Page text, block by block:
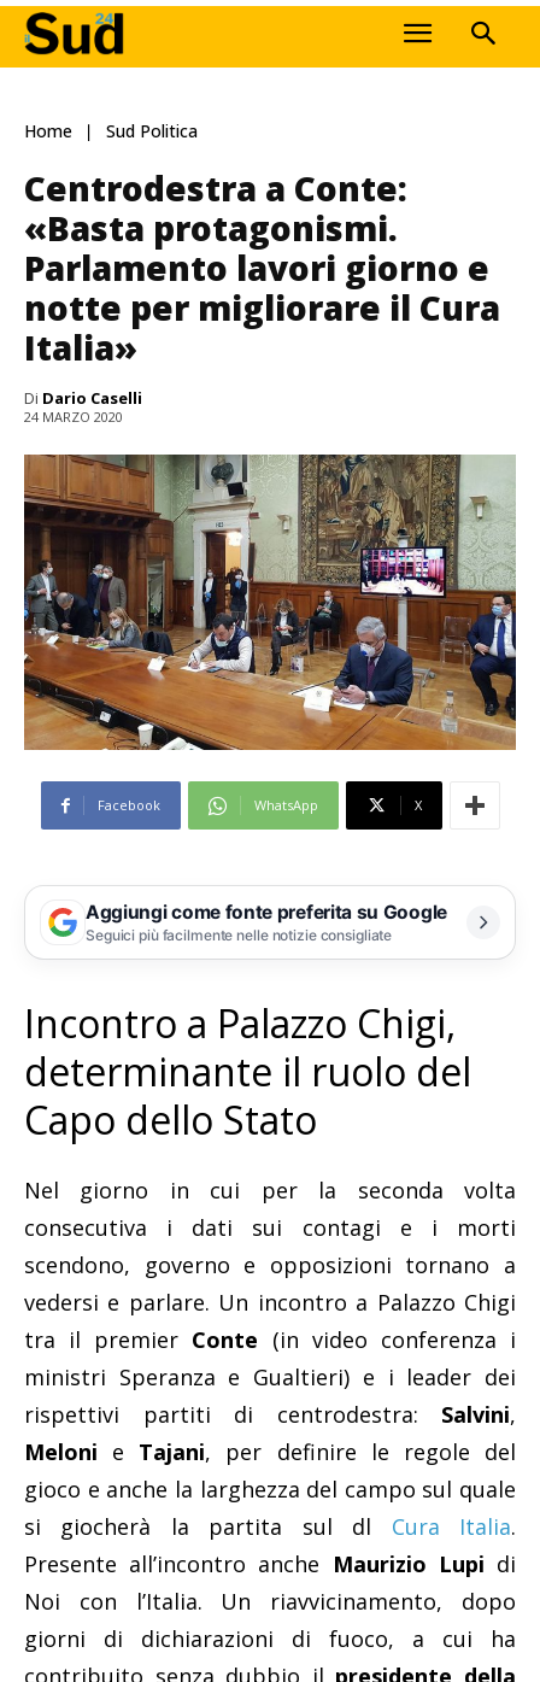
Home Sud Politica
Centrodestra a Conte:
«Basta protagonismi.
Parlamento lavori giorno e
notte per migliorare il Cura
Italia»
Di Dario Caselli
24 MARZO 2020
Facebook WhatsApp X
Aggiungi come fonte preferita su Google
Seguici più facilmente nelle notizie consigliate
Incontro a Palazzo Chigi,
determinante il ruolo del
Capo dello Stato
Nel giorno in cui per la seconda volta
consecutiva i dati sui contagi e i morti
scendono, governo e opposizioni tornano a
vedersi e parlare. Un incontro a Palazzo Chigi
tra il premier Conte (in video conferenza i
ministri Speranza e Gualtieri) e i leader dei
rispettivi partiti di centrodestra: Salvini,
Meloni e Tajani, per definire le regole del
gioco e anche la larghezza del campo sul quale
si giocherà la partita sul dl Cura Italia.
Presente all’incontro anche Maurizio Lupi di
Noi con l’Italia. Un riavvicinamento, dopo
giorni di dichiarazioni di fuoco, a cui ha
contribuito senza dubbio il presidente della